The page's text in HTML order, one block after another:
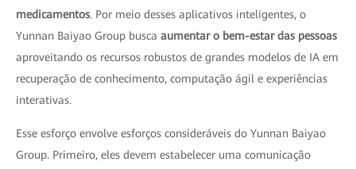
medicamentos. Por meio desses aplicativos inteligentes, o
Yunnan Baiyao Group busca aumentar o bem-estar das pessoas
aproveitando os recursos robustos de grandes modelos de IA em
recuperação de conhecimento, computação ágil e experiências
interativas.
Esse esforço envolve esforços consideráveis do Yunnan Baiyao
Group. Primeiro, eles devem estabelecer uma comunicação